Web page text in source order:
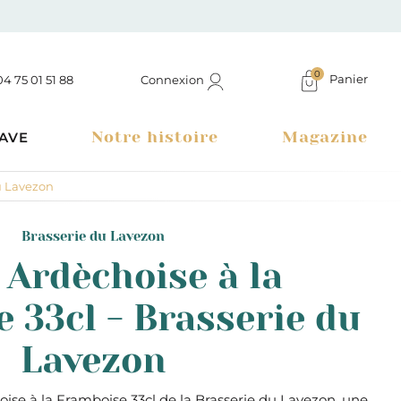
75 01 51 88 Connexion 0 Panier
Notre histoire Magazine
Lavezon
Brasserie du Lavezon
à la
33cl - Brasserie du
Lavezon